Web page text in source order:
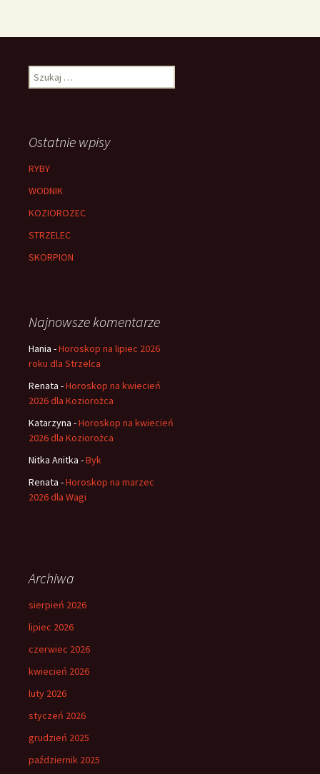
Szukaj:
Ostatnie wpisy
RYBY
WODNIK
KOZIOROZEC
STRZELEC
SKORPION
Najnowsze komentarze
Hania -Horoskop na lipiec 2026
roku dla Strzelca
Renata -Horoskop na kwiecień
2026 dla Koziorożca
Katarzyna -Horoskop na kwiecień
2026 dla Koziorożca
Nitka Anitka -Byk
Renata -Horoskop na marzec
2026 dla Wagi
Archiwa
sierpień 2026
lipiec 2026
czerwiec 2026
kwiecień 2026
luty 2026
styczeń 2026
grudzień 2025
październik 2025